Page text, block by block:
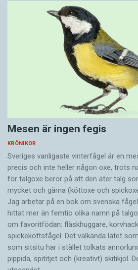
Mesen är ingen fegis
KRÖNIKOR
Sveriges vanligaste vinterfågel är en
precis och inte heller någon oxe, trots
för talgoxe beror på att den äter talg
mycket och gärna (köttoxe och
Jag arbetar på en bok om svenska
hittat mer än femtio olika namn på
om favoritfödan: fläskhuggare,
spickeköttsfågel. Det välkända lätet
som sitsitu har i stället tolkats
pippida, spititjet och (kreativt) skitikjol.